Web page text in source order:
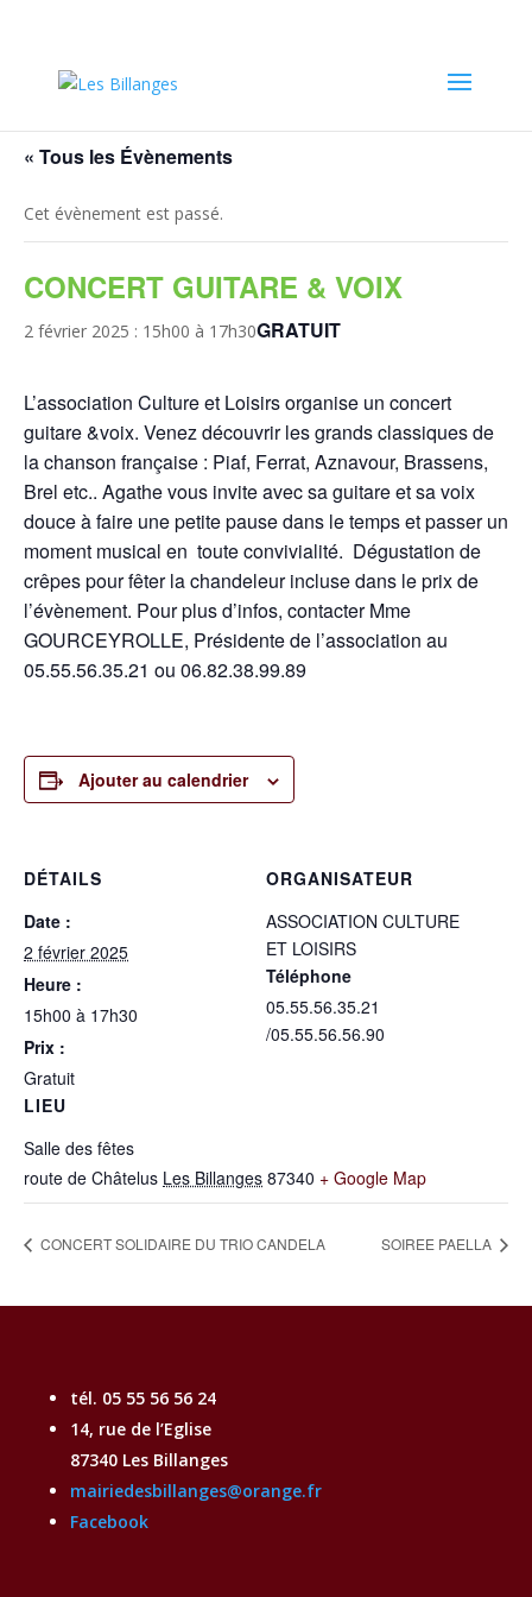
« Tous les Évènements
Cet évènement est passé.
CONCERT GUITARE & VOIX
2 février 2025 : 15h00 à 17h30GRATUIT
L’association Culture et Loisirs organise un concert
guitare &voix. Venez découvrir les grands classiques de
la chanson française : Piaf, Ferrat, Aznavour, Brassens,
Brel etc.. Agathe vous invite avec sa guitare et sa voix
douce à faire une petite pause dans le temps et passer un
moment musical en toute convivialité. Dégustation de
crêpes pour fêter la chandeleur incluse dans le prix de
l’évènement. Pour plus d’infos, contacter Mme
GOURCEYROLLE, Présidente de l’association au
05.55.56.35.21 ou 06.82.38.99.89
Ajouter au calendrier
DÉTAILS
Date :
2 février 2025
Heure :
15h00 à 17h30
Prix :
Gratuit
LIEU
Salle des fêtes
route de Châtelus Les Billanges 87340 + Google Map
ORGANISATEUR
ASSOCIATION CULTURE
ET LOISIRS
Téléphone
05.55.56.35.21
/05.55.56.56.90
CONCERT SOLIDAIRE DU TRIO CANDELA SOIREE PAELLA
tél. 05 55 56 56 24
14, rue de l’Eglise
87340 Les Billanges
mairiedesbillanges@orange.fr
Facebook